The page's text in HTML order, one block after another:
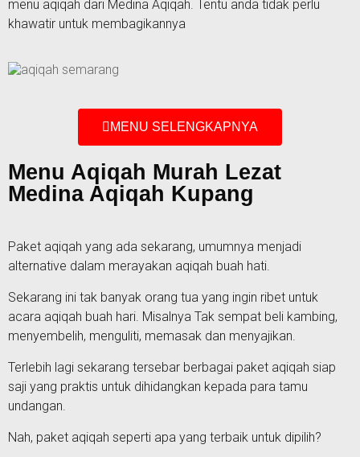
menu aqiqah dari Medina Aqiqah. Tentu anda tidak perlu
khawatir untuk membagikannya
MENU SELENGKAPNYA
Menu Aqiqah Murah Lezat
Medina Aqiqah Kupang
Paket aqiqah yang ada sekarang, umumnya menjadi
alternative dalam merayakan aqiqah buah hati.
Sekarang ini tak banyak orang tua yang ingin ribet untuk
acara aqiqah buah hari. Misalnya Tak sempat beli kambing,
menyembelih, menguliti, memasak dan menyajikan.
Terlebih lagi sekarang tersebar berbagai paket aqiqah siap
saji yang praktis untuk dihidangkan kepada para tamu
undangan.
Nah, paket aqiqah seperti apa yang terbaik untuk dipilih?